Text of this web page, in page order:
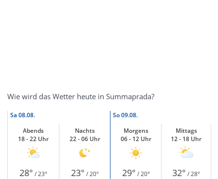
Wie wird das Wetter heute in Summaprada?
Sa 08.08. So09.08.
Abends
18 - 22 Uhr
Nachts
22 - 06 Uhr
Morgens
06 - 12 Uhr
Mittags
12 - 18 Uhr
28° / 23° 23° / 20° 29° / 20° 32° / 28°